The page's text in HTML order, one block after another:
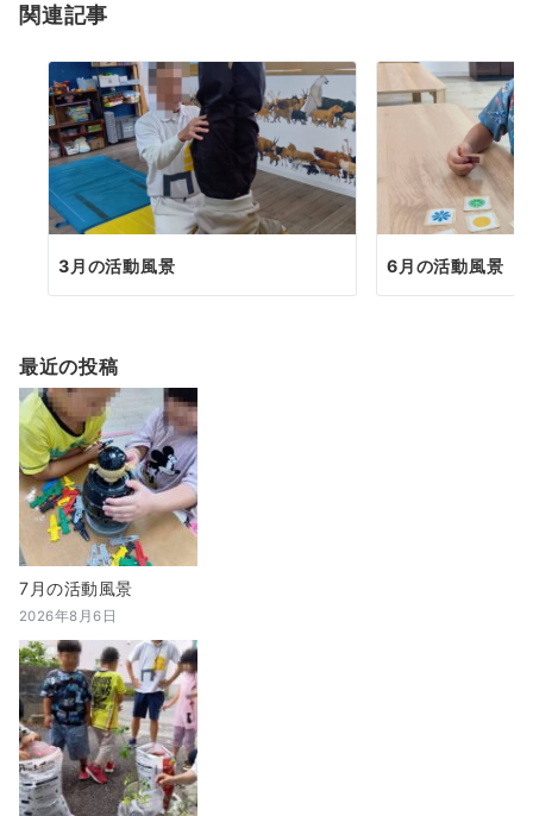
関連記事
3月の活動風景 6月の活動風景
最近の投稿
7月の活動風景
2026年8月6日